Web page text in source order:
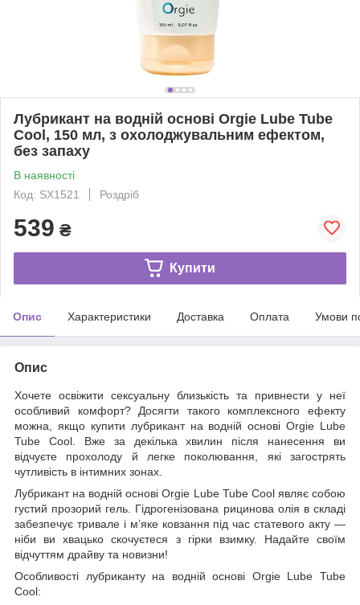
Лубрикант на водній основі Orgie Lube Tube
Cool, 150 мл, з охолоджувальним ефектом,
без запаху
В наявності
Код: SX1521
Роздріб
539 ₴
Купити
Опис Характеристики Доставка Оплата Умови
Опис
Хочете освіжити сексуальну близькість та привнести у неї
особливий комфорт? Досягти такого комплексного ефекту
можна, якщо купити лубрикант на водній основі Orgie Lube
Tube Cool. Вже за декілька хвилин після нанесення ви
відчуєте прохолоду й легке поколювання, які загострять
чутливість в інтимних зонах.
Лубрикант на водній основі Orgie Lube Tube Cool являє собою
густий прозорий гель. Гідрогенізована рицинова олія в складі
забезпечує тривале і м’яке ковзання під час статевого акту —
ніби ви хвацько скочуєтеся з гірки взимку. Надайте своїм
відчуттям драйву та новизни!
Особливості лубриканту на водній основі Orgie Lube Tube
Cool: